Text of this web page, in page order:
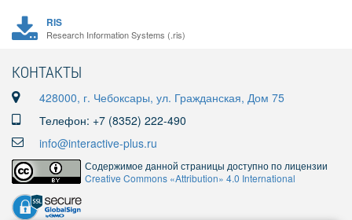
RIS
Research Information Systems (.ris)
КОНТАКТЫ
428000, г. Чебоксары, ул. Гражданская, Дом 75
Телефон: +7 (8352) 222-490
info@interactive-plus.ru
Содержимое данной страницы доступно по лицензии
Creative Commons «Attribution» 4.0 International